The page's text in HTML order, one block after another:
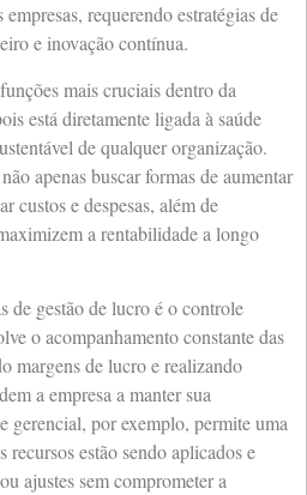
requerendo estratégias de
e inovação contínua.
mais cruciais dentro da
está diretamente ligada à saúde
de qualquer organização.
apenas buscar formas de aumentar
custos e despesas, além de
a rentabilidade a longo
de gestão de lucro é o controle
o acompanhamento constante das
margens de lucro e realizando
a empresa a manter sua
gerencial, por exemplo, permite uma
recursos estão sendo aplicados e
ajustes sem comprometer a